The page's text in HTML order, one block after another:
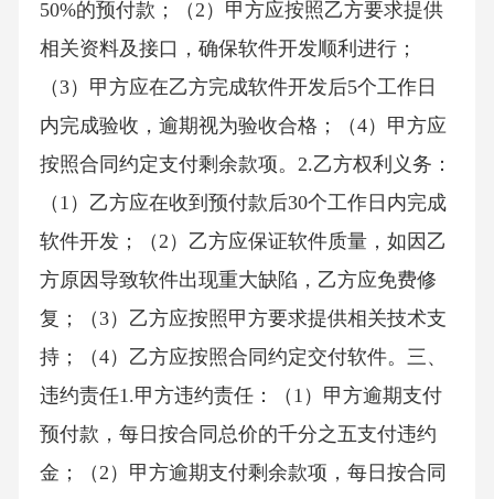
50%的预付款；（2）甲方应按照乙方要求提供
相关资料及接口，确保软件开发顺利进行；
（3）甲方应在乙方完成软件开发后5个工作日
内完成验收，逾期视为验收合格；（4）甲方应
按照合同约定支付剩余款项。2.乙方权利义务：
（1）乙方应在收到预付款后30个工作日内完成
软件开发；（2）乙方应保证软件质量，如因乙
方原因导致软件出现重大缺陷，乙方应免费修
复；（3）乙方应按照甲方要求提供相关技术支
持；（4）乙方应按照合同约定交付软件。三、
违约责任1.甲方违约责任：（1）甲方逾期支付
预付款，每日按合同总价的千分之五支付违约
金；（2）甲方逾期支付剩余款项，每日按合同